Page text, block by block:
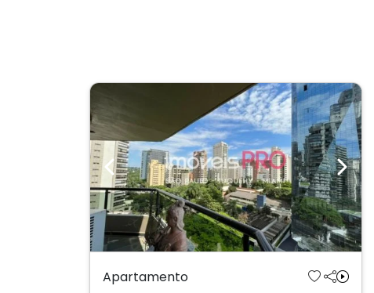
Previous Next
Apartamento